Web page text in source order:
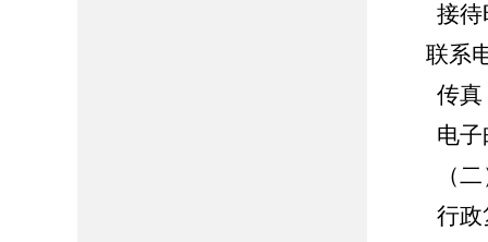
接待时
联系
传真：
电子邮
（二
行政复